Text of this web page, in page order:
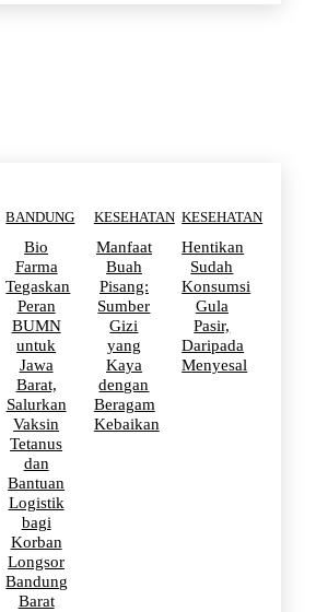
BANDUNG
Bio
Farma
Tegaskan
Peran
BUMN
untuk
Jawa
Barat,
Salurkan
Vaksin
Tetanus
dan
Bantuan
Logistik
bagi
Korban
Longsor
Bandung
Barat
KESEHATAN
Manfaat
Buah
Pisang:
Sumber
Gizi
yang
Kaya
dengan
Beragam
Kebaikan
KESEHATAN
Hentikan
Sudah
Konsumsi
Gula
Pasir,
Daripada
Menyesal